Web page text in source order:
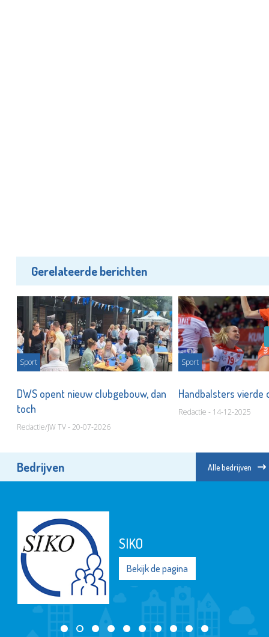
Gerelateerde berichten
Sport
DWS opent nieuw clubgebouw, dan
toch
Redactie/JW TV - 20-07-2026
Sport
Handbalsters vierde
Redactie - 14-12-2025
Bedrijven Alle bedrijven
SIKO
Bekijk de pagina